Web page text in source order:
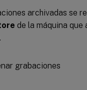
archivadas se
de la máquina que